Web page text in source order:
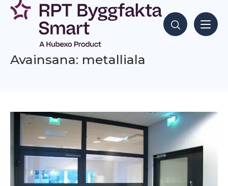
Siirry
sisältöön
Hae sisältöjä
Avainsana: metalliala